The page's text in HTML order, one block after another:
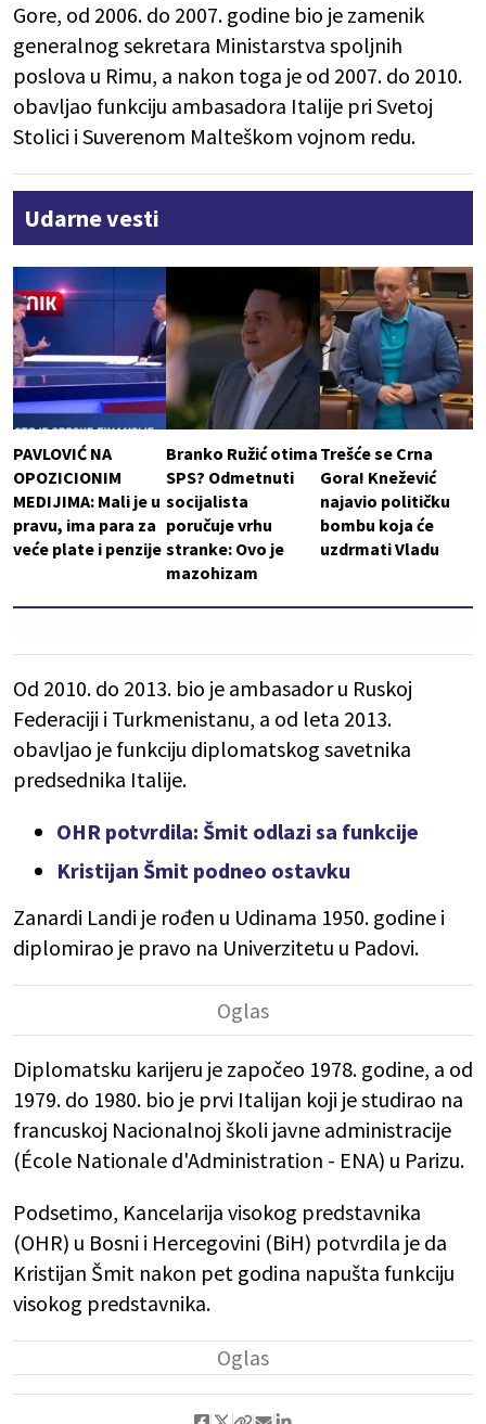
Gore, od 2006. do 2007. godine bio je zamenik
generalnog sekretara Ministarstva spoljnih
poslova u Rimu, a nakon toga je od 2007. do 2010.
obavljao funkciju ambasadora Italije pri Svetoj
Stolici i Suverenom Malteškom vojnom redu.
Udarne vesti
PAVLOVIĆ NA
OPOZICIONIM
MEDIJIMA: Mali je u
pravu, ima para za
veće plate i penzije
Branko Ružić otima
SPS? Odmetnuti
socijalista
poručuje vrhu
stranke: Ovo je
mazohizam
Trešće se Crna
Gora! Knežević
najavio političku
bombu koja će
uzdrmati Vladu
Od 2010. do 2013. bio je ambasador u Ruskoj
Federaciji i Turkmenistanu, a od leta 2013.
obavljao je funkciju diplomatskog savetnika
predsednika Italije.
OHR potvrdila: Šmit odlazi sa funkcije
Kristijan Šmit podneo ostavku
Zanardi Landi je rođen u Udinama 1950. godine i
diplomirao je pravo na Univerzitetu u Padovi.
Diplomatsku karijeru je započeo 1978. godine, a od
1979. do 1980. bio je prvi Italijan koji je studirao na
francuskoj Nacionalnoj školi javne administracije
(École Nationale d'Administration - ENA) u Parizu.
Podsetimo, Kancelarija visokog predstavnika
(OHR) u Bosni i Hercegovini (BiH) potvrdila je da
Kristijan Šmit nakon pet godina napušta funkciju
visokog predstavnika.